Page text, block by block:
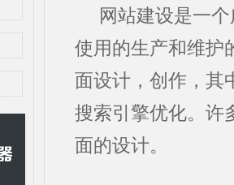
网站建设是一个
使用的生产和维护
面设计，创作，其
搜索引擎优化。许
面的设计。